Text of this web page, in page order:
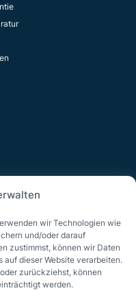
wir Technologien wie
und/oder darauf
zustimmst, können wir Daten
dieser Website verarbeiten.
zurückziehst, können
werden.